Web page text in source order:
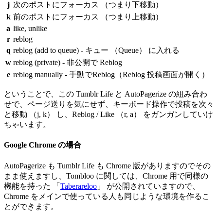
j 次のポストにフォーカス （つまり下移動）
k 前のポストにフォーカス （つまり上移動）
a like, unlike
r reblog
q reblog (add to queue) - キュー （Queue） に入れる
w reblog (private) - 非公開で Reblog
e reblog manually - 手動でReblog（Reblog 投稿画面が開く）
ということで、この Tumblr Life と AutoPagerize の組み合わ
せで、ページ送りを気にせず、キーボード操作で投稿を次々
と移動 （j, k） し、Reblog / Like （r, a） をガンガンしていけ
ちゃいます。
Google Chrome の場合
AutoPagerize も Tumblr Life も Chrome 版がありますのでその
まま使えますし、Tombloo に関しては、Chrome 用で同様の
機能を持った 「 Taberareloo 」 が公開されていますので、
Chrome をメインで使っている人も同じような環境を作るこ
とができます。